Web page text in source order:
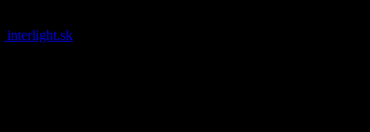
interlight.sk